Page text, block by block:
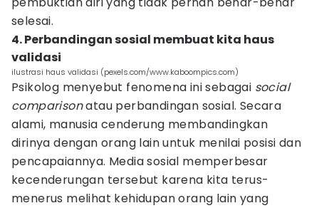
selesai.
4. Perbandingan sosial membuat kita haus
validasi
ilustrasi haus validasi (pexels.com/www.kaboompics.com)
Psikolog menyebut fenomena ini sebagai social
comparisonatau perbandingan sosial. Secara
alami, manusia cenderung membandingkan
dirinya dengan orang lain untuk menilai posisi dan
pencapaiannya. Media sosial memperbesar
kecenderungan tersebut karena kita terus-
menerus melihat kehidupan orang lain yang